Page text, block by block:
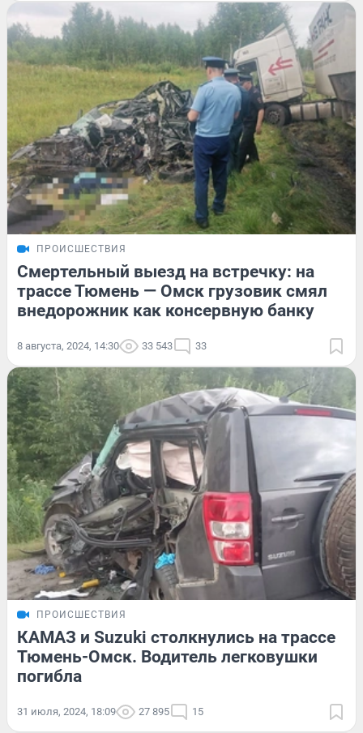
ПРОИСШЕСТВИЯ
Смертельный выезд на встречку: на
трассе Тюмень — Омск грузовик смял
внедорожник как консервную банку
8 августа, 2024, 14:30 33 543 33
ПРОИСШЕСТВИЯ
КАМАЗ и Suzuki столкнулись на трассе
Тюмень-Омск. Водитель легковушки
погибла
31 июля, 2024, 18:09 27 895 15